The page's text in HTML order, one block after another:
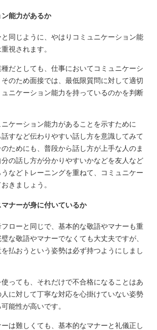
能力があるか
同じように、やはりコミュニケーション能
視されます。
だとしても、仕事においてコミュニケーシ
のため面接では、最低限質問に対して適切
ニケーション能力を持っているのかを判断
ケーション能力があることを示すために
すなど伝わりやすい話し方を意識してみて
ためにも、普段から話し方が上手な人のま
の話し方が分かりやすいかなどを友人など
などトレーニングを重ねて、コミュニケー
きましょう。
ナーが身に付いているか
ローと同じで、基本的な敬語やマナーも重
な敬語やマナーでなくても大丈夫ですが、
払おうという姿勢は必ず持つようにしまし
っても、それだけで不合格になることはあ
に対して丁寧な対応を心掛けていない姿勢
能性が高いです。
は難しくても、基本的なマナーと礼儀正し